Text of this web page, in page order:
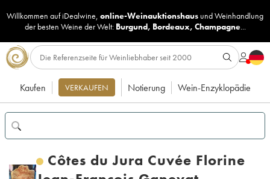
Willkommen auf iDealwine, online-Weinauktionshaus undWeinhandlung
der besten Weine der Welt: Burgund, Bordeaux, Champagne...
Kaufen VERKAUFEN Notierung Wein-Enzyklopädie
Côtes du Jura Cuvée Florine